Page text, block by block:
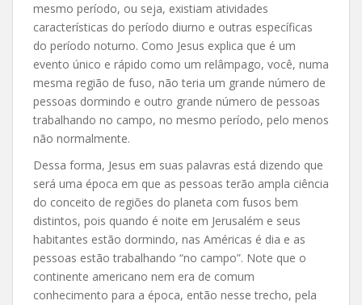
mesmo período, ou seja, existiam atividades
características do período diurno e outras específicas
do período noturno. Como Jesus explica que é um
evento único e rápido como um relâmpago, você, numa
mesma região de fuso, não teria um grande número de
pessoas dormindo e outro grande número de pessoas
trabalhando no campo, no mesmo período, pelo menos
não normalmente.
Dessa forma, Jesus em suas palavras está dizendo que
será uma época em que as pessoas terão ampla ciência
do conceito de regiões do planeta com fusos bem
distintos, pois quando é noite em Jerusalém e seus
habitantes estão dormindo, nas Américas é dia e as
pessoas estão trabalhando “no campo”. Note que o
continente americano nem era de comum
conhecimento para a época, então nesse trecho, pela